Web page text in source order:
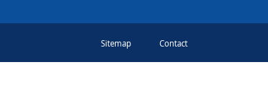
Sitemap Contact